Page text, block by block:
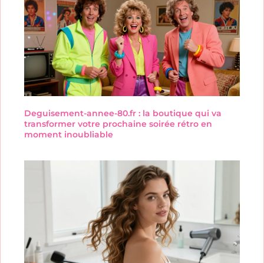
Deguisement-annee-80.fr : la boutique qui va
transformer votre prochaine soirée rétro en
moment inoubliable